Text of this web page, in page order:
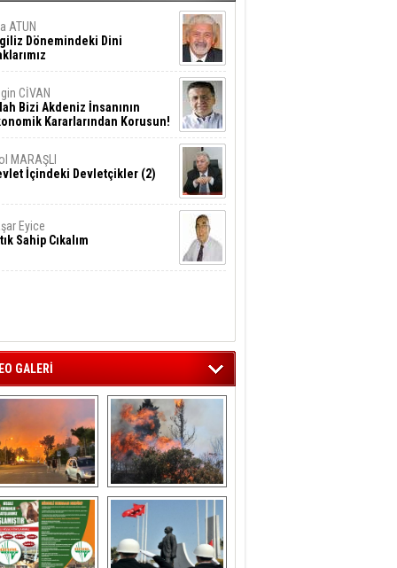
ATUN
Dönemindeki Dini
CİVAN
Bizi Akdeniz İnsanının
Kararlarından Korusun!
MARAŞLI
İçindeki Devletçikler (2)
Eyice
Sahip Cıkalım
GALERİ
‘da  otluk
alanda çıkan
yangın evlere
sıçramadan
söndürüldü
Aliağa'nın Ciğerleri